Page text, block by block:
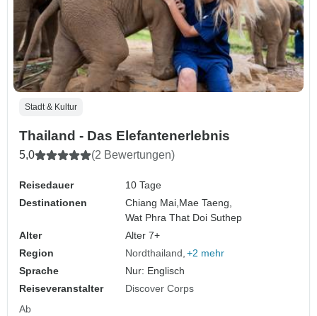
Stadt & Kultur
Thailand - Das Elefantenerlebnis
5,0 (2 Bewertungen)
Reisedauer
10 Tage
Destinationen
Chiang Mai, Mae Taeng,
Wat Phra That Doi Suthep
Alter
Alter 7+
Region
Nordthailand +2 mehr
Sprache
Nur: Englisch
Reiseveranstalter
Discover Corps
Ab